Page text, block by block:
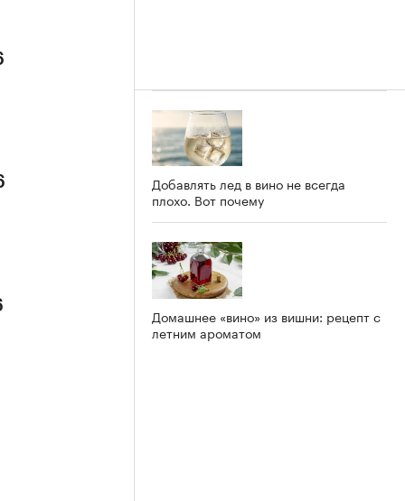
Добавлять лед в вино не всегда
плохо. Вот почему
Домашнее «вино» из вишни: рецепт с
летним ароматом